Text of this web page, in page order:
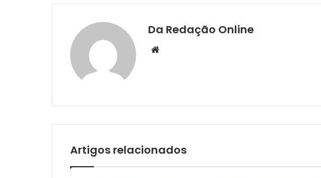
Da Redação Online
Website
Artigos relacionados